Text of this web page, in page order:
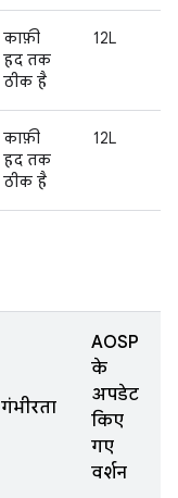
काफ़ी
हद तक
ठीक है
12L
काफ़ी
हद तक
ठीक है
12L
गंभीरता
AOSP
के
अपडेट
किए
गए
वर्शन